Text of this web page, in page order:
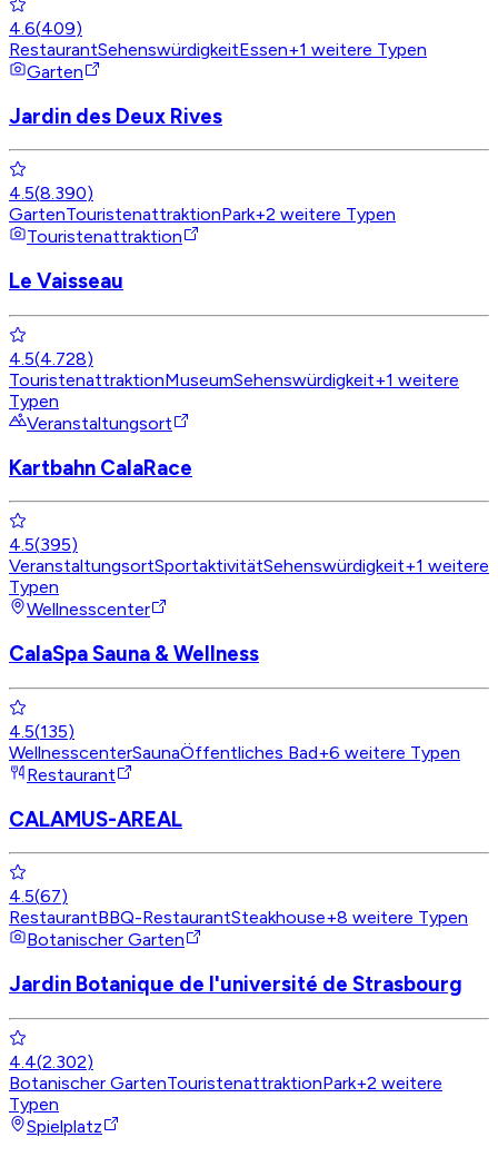
4.6(409)
RestaurantSehenswürdigkeitEssen+1 weitere Typen
Garten
Jardin des Deux Rives
4.5(8.390)
GartenTouristenattraktionPark+2 weitere Typen
Touristenattraktion
Le Vaisseau
4.5(4.728)
TouristenattraktionMuseumSehenswürdigkeit+1 weitere
Typen
Veranstaltungsort
Kartbahn CalaRace
4.5(395)
VeranstaltungsortSportaktivitätSehenswürdigkeit+1 weitere
Typen
Wellnesscenter
CalaSpa Sauna & Wellness
4.5(135)
WellnesscenterSaunaÖffentliches Bad+6 weitere Typen
Restaurant
CALAMUS-AREAL
4.5(67)
RestaurantBBQ-RestaurantSteakhouse+8 weitere Typen
Botanischer Garten
Jardin Botanique de l'université de Strasbourg
4.4(2.302)
Botanischer GartenTouristenattraktionPark+2 weitere
Typen
Spielplatz